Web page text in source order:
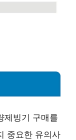
제빙기 구매를
중요한 유의사